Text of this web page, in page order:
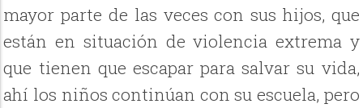
mayor parte de las veces con sus hijos, que
están en situación de violencia extrema y
que tienen que escapar para salvar su vida,
ahí los niños continúan con su escuela, pero